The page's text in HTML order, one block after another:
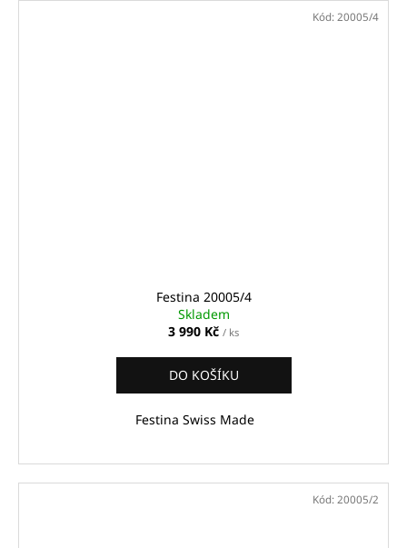
Festina 20005/4
Skladem
3 990 Kč / ks
DO KOŠÍKU
Festina Swiss Made
Kód: 20005/4
Kód: 20005/2